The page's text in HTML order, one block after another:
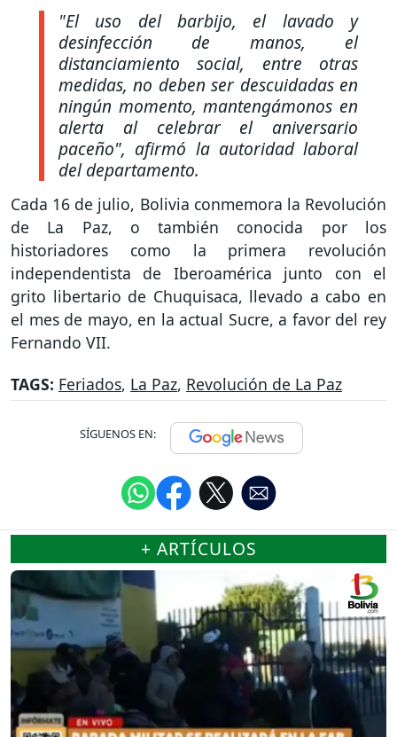
"El uso del barbijo, el lavado y
desinfección de manos, el
distanciamiento social, entre otras
medidas, no deben ser descuidadas en
ningún momento, mantengámonos en
alerta al celebrar el aniversario
paceño", afirmó la autoridad laboral
del departamento.
Cada 16 de julio, Bolivia conmemora la Revolución
de La Paz, o también conocida por los
historiadores como la primera revolución
independentista de Iberoamérica junto con el
grito libertario de Chuquisaca, llevado a cabo en
el mes de mayo, en la actual Sucre, a favor del rey
Fernando VII.
TAGS: Feriados, La Paz, Revolución de La Paz
SÍGUENOS EN:
+ ARTÍCULOS